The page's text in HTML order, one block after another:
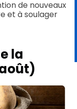
de nouveaux
et à soulager
la